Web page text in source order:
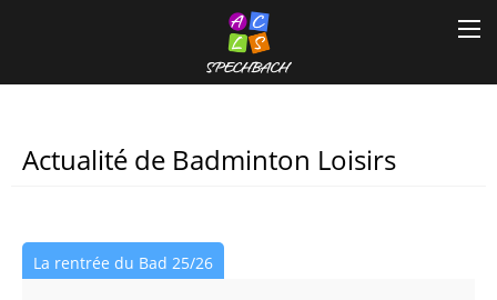
Actualités
L'association
Activité pour adultes
Gala de Danse
Actualité de Badminton Loisirs
La rentrée du Bad 25/26